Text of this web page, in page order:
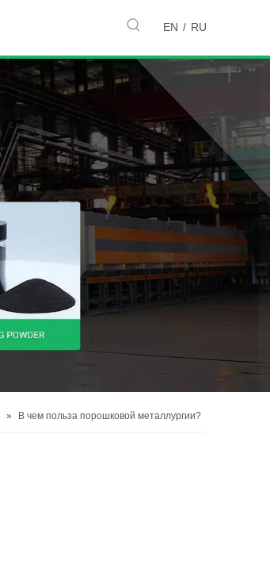
EN / RU
» В чем польза порошковой металлургии?